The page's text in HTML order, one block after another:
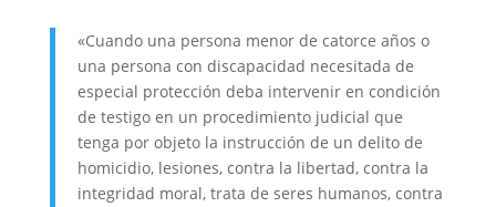
«Cuando una persona menor de catorce años o
una persona con discapacidad necesitada de
especial protección deba intervenir en condición
de testigo en un procedimiento judicial que
tenga por objeto la instrucción de un delito de
homicidio, lesiones, contra la libertad, contra la
integridad moral, trata de seres humanos, contra